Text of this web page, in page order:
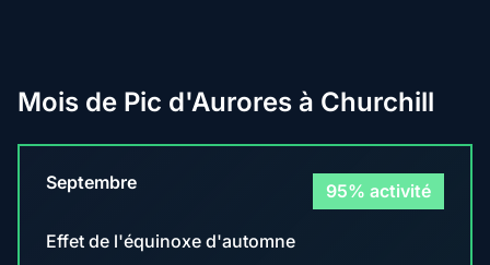
Mois de Pic d'Aurores à Churchill
Septembre 95% activité
Effet de l'équinoxe d'automne